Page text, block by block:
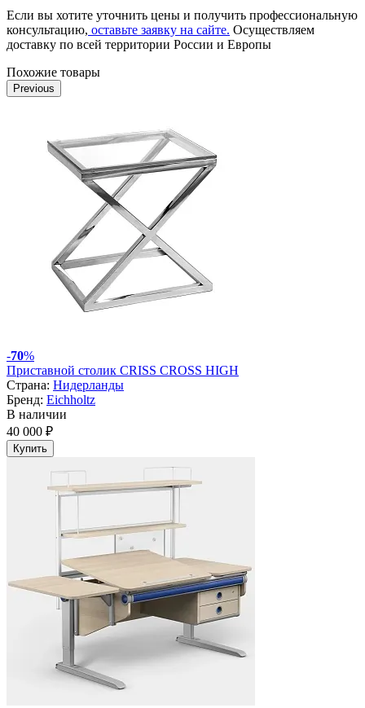
Если вы хотите уточнить цены и получить профессиональную
консультацию, оставьте заявку на сайте. Осуществляем
доставку по всей территории России и Европы
Похожие товары
Previous
-70%
Приставной столик CRISS CROSS HIGH
Страна: Нидерланды
Бренд: Eichholtz
В наличии
40 000 ₽
Купить